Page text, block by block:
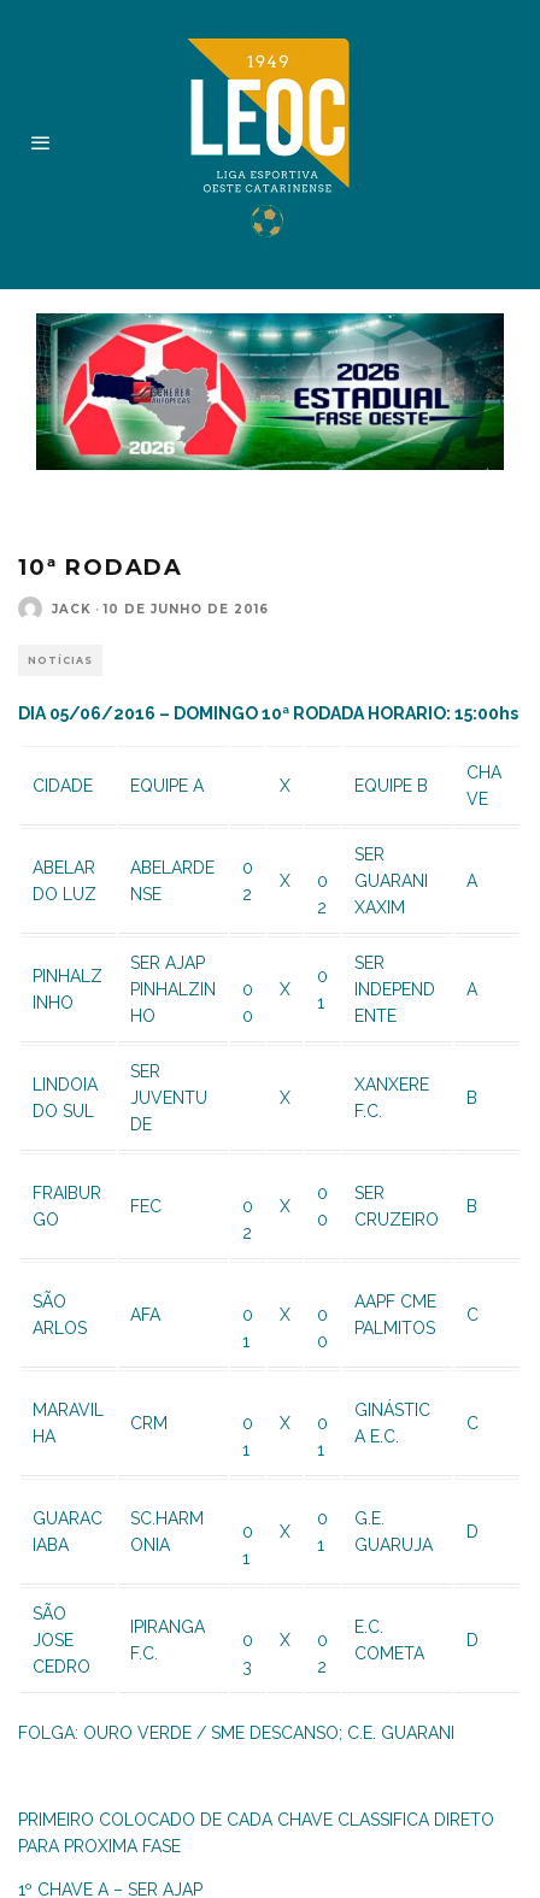
10ª RODADA
JACK · 10 DE JUNHO DE 2016
NOTÍCIAS
DIA 05/06/2016 – DOMINGO 10ª RODADA HORARIO: 15:00hs
CIDADE EQUIPE A X EQUIPE B
CHA
VE
ABELAR
DO LUZ
ABELARDE
NSE
0
2
X
0
2
SER
GUARANI
XAXIM
A
PINHALZ
INHO
SER AJAP
PINHALZIN
HO
0
0
X
0
1
SER
INDEPEND
ENTE
A
LINDOIA
DO SUL
SER
JUVENTU
DE
X
XANXERE
F.C.
B
FRAIBUR
GO
FEC
0
2
X
0
0
SER
CRUZEIRO
B
SÃO
ARLOS
AFA
0
1
X
0
0
AAPF CME
PALMITOS
C
MARAVIL
HA
CRM
0
1
X
0
1
GINÁSTIC
A E.C.
C
GUARAC
IABA
SC.HARM
ONIA
0
1
X
0
1
G.E.
GUARUJA
D
SÃO
JOSE
CEDRO
IPIRANGA
F.C.
0
3
X
0
2
E.C.
COMETA
D
FOLGA: OURO VERDE / SME DESCANSO; C.E. GUARANI
PRIMEIRO COLOCADO DE CADA CHAVE CLASSIFICA DIRETO
PARA PROXIMA FASE
1º CHAVE A – SER AJAP